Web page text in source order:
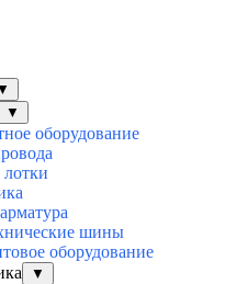
▼
оборудование
шины
оборудование
▼